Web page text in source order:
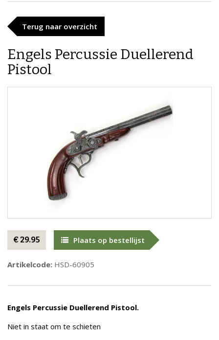
Terug naar overzicht
​Engels Percussie Duellerend
Pistool
€ 29.95 Plaats op bestellijst
Artikelcode: HSD-60905
Engels Percussie Duellerend Pistool.
Niet in staat om te schieten